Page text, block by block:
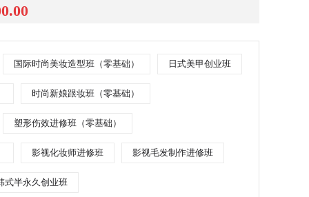
国际时尚美妆造型班（零基础） 日式美甲创业班
时尚新娘跟妆班（零基础）
塑形伤效进修班（零基础）
影视化妆师进修班 影视毛发制作进修班
式半永久创业班